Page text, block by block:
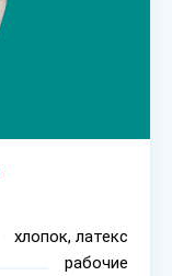
хлопок, латекс
рабочие